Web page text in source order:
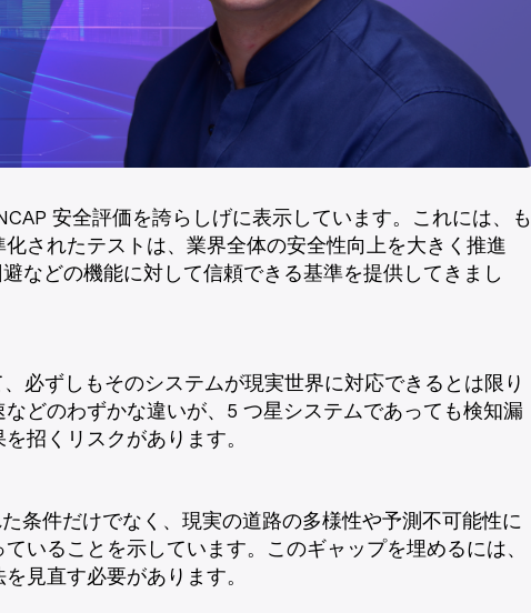
安全評価を誇らしげに表示しています。これには、も
されたテストは、業界全体の安全性向上を大きく推進
などの機能に対して信頼できる基準を提供してきまし
必ずしもそのシステムが現実世界に対応できるとは限り
どのわずかな違いが、5 つ星システムであっても検知漏
招くリスクがあります。
条件だけでなく、現実の道路の多様性や予測不可能性に
いることを示しています。このギャップを埋めるには、
見直す必要があります。